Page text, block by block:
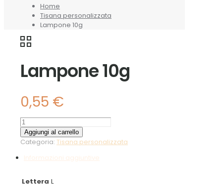
Home
Tisana personalizzata
Lampone 10g
Lampone 10g
0,55 €
Lampone
10g
quantità
Aggiungi al carrello
Categoria: Tisana personalizzata
Informazioni aggiuntive
Lettera L